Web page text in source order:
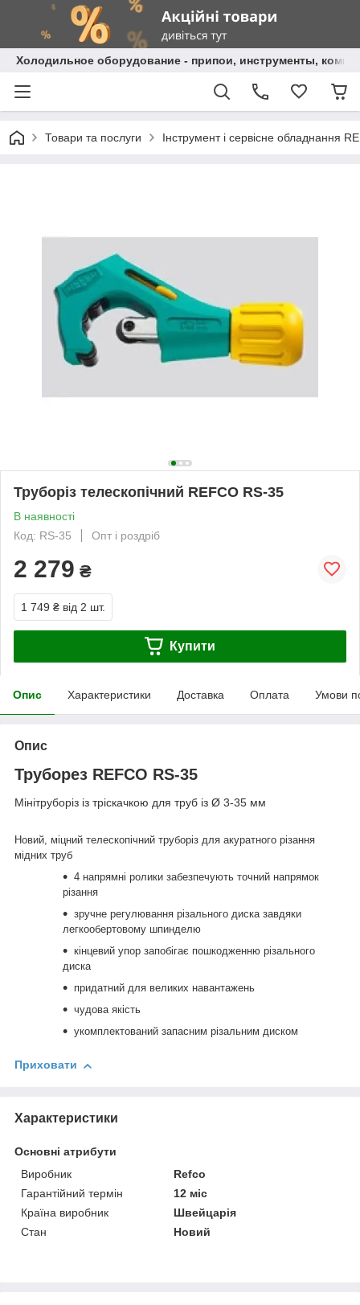
Холодильное оборудование - припои, инструменты,
Товари та послуги Інструмент і сервісне обладнання
Труборіз телескопічний REFCO RS-35
В наявності
Код: RS-35
Опт і роздріб
2 279 ₴
1 749 ₴ від 2 шт.
Купити
Опис Характеристики Доставка Оплата Умови
Опис
Труборез REFCO RS-35
Мінітруборіз із тріскачкою для труб із Ø 3-35 мм
Новий, міцний телескопічний труборіз для акуратного різання
мідних труб
4 напрямні ролики забезпечують точний напрямок
різання
зручне регулювання різального диска завдяки
легкообертовому шпинделю
кінцевий упор запобігає пошкодженню різального
диска
придатний для великих навантажень
чудова якість
укомплектований запасним різальним диском
Приховати
Характеристики
Основні атрибути
Виробник
Refco
Гарантійний термін
12 міс
Країна виробник
Швейцарія
Стан
Новий